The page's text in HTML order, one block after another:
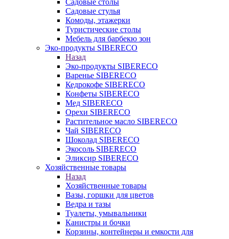
Садовые столы
Садовые стулья
Комоды, этажерки
Туристические столы
Мебель для барбекю зон
Эко-продукты SIBERECO
Назад
Эко-продукты SIBERECO
Варенье SIBERECO
Кедрокофе SIBERECO
Конфеты SIBERECO
Мед SIBERECO
Орехи SIBERECO
Растительное масло SIBERECO
Чай SIBERECO
Шоколад SIBERECO
Экосоль SIBERECO
Эликсир SIBERECO
Хозяйственные товары
Назад
Хозяйственные товары
Вазы, горшки для цветов
Ведра и тазы
Туалеты, умывальники
Канистры и бочки
Корзины, контейнеры и емкости для